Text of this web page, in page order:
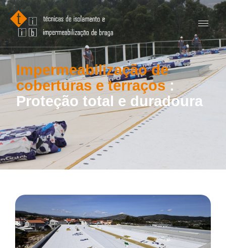
Impermeabilização de
coberturas e terraços:
Proteção total e duradoura